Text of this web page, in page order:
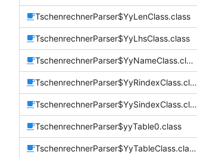
TschenrechnerParser$YyLenClass.class
TschenrechnerParser$YyLhsClass.class
TschenrechnerParser$YyNameClass.class
TschenrechnerParser$YyRindexClass.class
TschenrechnerParser$YySindexClass.class
TschenrechnerParser$yyTable0.class
TschenrechnerParser$YyTableClass.class